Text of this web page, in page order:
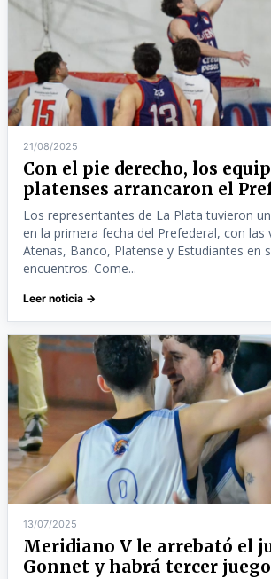
21/08/2025
Con el pie derecho, los
platenses arrancaron el
Los representantes de La Plata tuvieron
en la primera fecha del Prefederal, con las
Atenas, Banco, Platense y Estudiantes en
encuentros. Come...
Leer noticia →
13/07/2025
Meridiano V le arrebató el
Gonnet y habrá tercer juego